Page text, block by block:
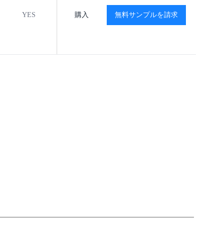
YES MSL1 -40℃ to +125℃
購入 無料サンプルを請求